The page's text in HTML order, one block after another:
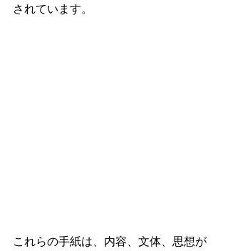
されています。
これらの手紙は、内容、文体、思想が